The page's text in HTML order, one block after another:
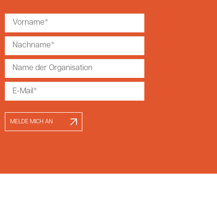
MELDE MICH AN